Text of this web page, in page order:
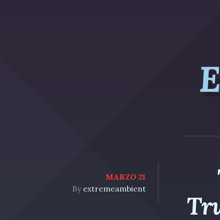
MARZO 21
By extremeambient